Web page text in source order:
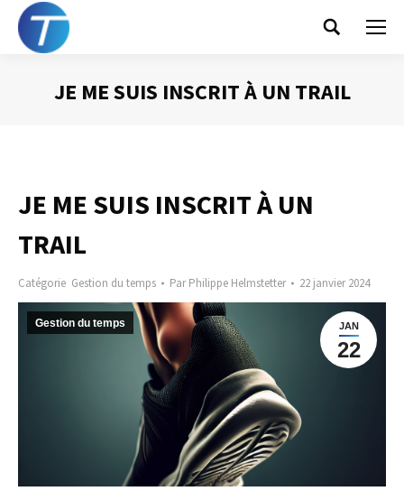
Search:
JE ME SUIS INSCRIT À UN TRAIL
JE ME SUIS INSCRIT À UN
TRAIL
Catégorie Gestion du temps ParPhilippe Helmstetter 22 janvier 2024
JAN
22
Gestion du temps